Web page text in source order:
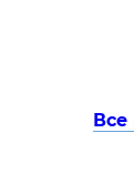
Все